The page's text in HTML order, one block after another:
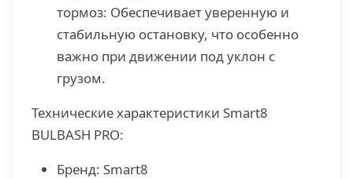
тормоз: Обеспечивает уверенную и
стабильную остановку, что особенно
важно при движении под уклон с
грузом.
Технические характеристики Smart8
BULBASH PRO:
Бренд: Smart8